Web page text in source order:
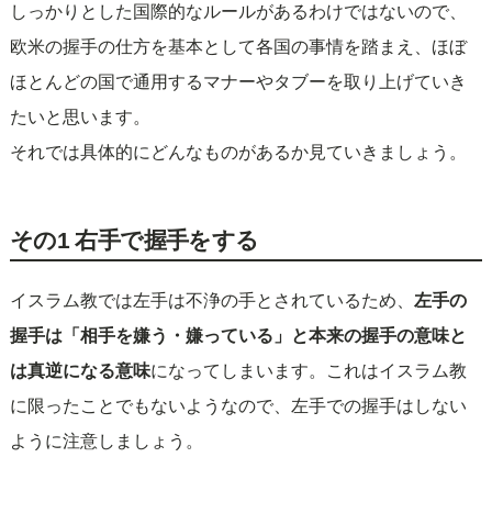
しっかりとした国際的なルールがあるわけではないので、
欧米の握手の仕方を基本として各国の事情を踏まえ、ほぼ
ほとんどの国で通用するマナーやタブーを取り上げていき
たいと思います。
それでは具体的にどんなものがあるか見ていきましょう。
その1 右手で握手をする
イスラム教では左手は不浄の手とされているため、 左手の
握手は「相手を嫌う・嫌っている」と本来の握手の意味と
は真逆になる意味になってしまいます。これはイスラム教
に限ったことでもないようなので、左手での握手はしない
ように注意しましょう。